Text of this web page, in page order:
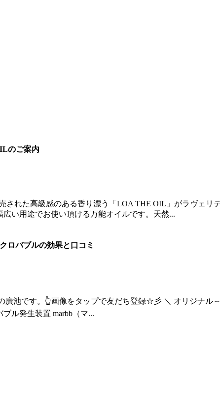
のご案内
された高級感のある香り漂う「LOA THE OIL」がラヴェ
い用途でお使い頂ける万能オイルです。天然...
ロバブルの効果と口コミ
廣池です。👆画像をタップで友だち登録☆彡 ＼ オリジナ
ル発生装置 marbb（マ...